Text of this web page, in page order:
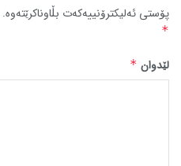
پۆستی ئەلیکترۆنییەکەت بڵاوناکرێتەوە.
*
لێدوان *